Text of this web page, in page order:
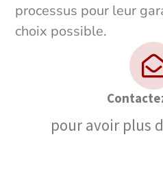
processus pour leur
choix possible.
pour avoir plus